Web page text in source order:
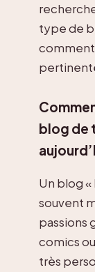
type de
comment
blog de
Un blog
souvent
passions
comics
très